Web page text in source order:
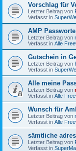
Vorschlag für
Letzter Beitrag von
Verfasst in
AMP
Letzter Beitrag von
Verfasst in Alle
Gutschein in
Letzter Beitrag von
Verfasst in
Alle meine
Letzter Beitrag von
Verfasst in Alle
Wunsch für
Letzter Beitrag von
Verfasst in Alle
sämtliche
Letzter Beitrag von
Verfasst in